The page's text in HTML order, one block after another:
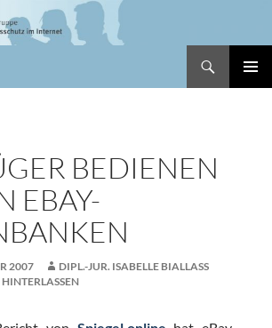
BEDIENEN
EBAY-
2007
DIPL.-JUR. ISABELLE BIALLASS